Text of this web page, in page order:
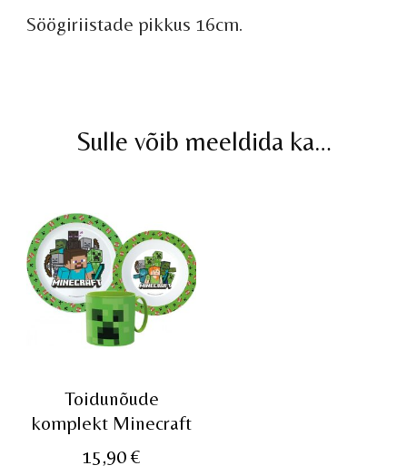
Söögiriistade pikkus 16cm.
Sulle võib meeldida ka…
Toidunõude
komplekt Minecraft
15,90€